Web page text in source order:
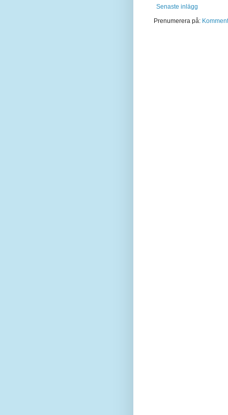
Senaste inlägg
Prenumerera på: